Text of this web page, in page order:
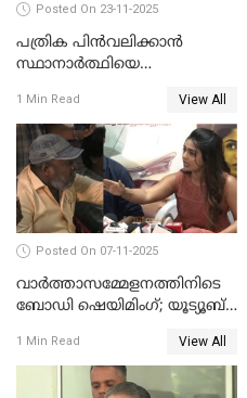
Posted On 23-11-2025
പത്രിക പിന്‍വലിക്കാന്‍
സ്ഥാനാര്‍ത്ഥിയെ
WATCH VIDEO
1 Min Read View All
Posted On 07-11-2025
വാർത്താസമ്മേളനത്തിനിടെ
ബോഡി ഷെയിമിംഗ്; യൂട്യൂബ്
മറുപടിയുമായി ഗൗരി കിഷന്‍
WATCH VIDEO
1 Min Read View All